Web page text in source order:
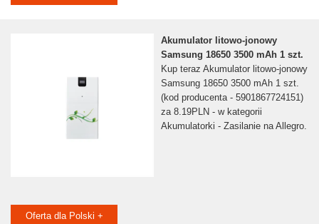
Akumulator litowo-jonowy
Samsung 18650 3500 mAh 1 szt.
Kup teraz Akumulator litowo-jonowy
Samsung 18650 3500 mAh 1 szt.
(kod producenta - 5901867724151)
za 8.19PLN - w kategorii
Akumulatorki - Zasilanie na Allegro.
Oferta dla Polski +